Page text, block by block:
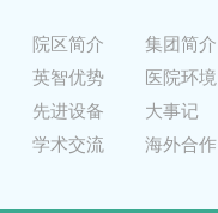
院区简介
集团简介
英智优势
医院环境
先进设备
大事记
学术交流
海外合作